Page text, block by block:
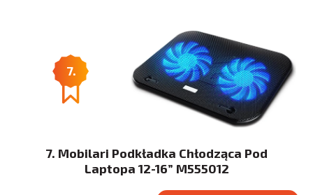
7.
7. Mobilari Podkładka Chłodząca Pod
Laptopa 12-16” M555012